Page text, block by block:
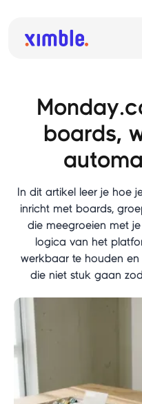
boards,
In dit artikel leer je hoe
inricht met boards,
die meegroeien met
logica van het
werkbaar te houden en
die niet stuk gaan